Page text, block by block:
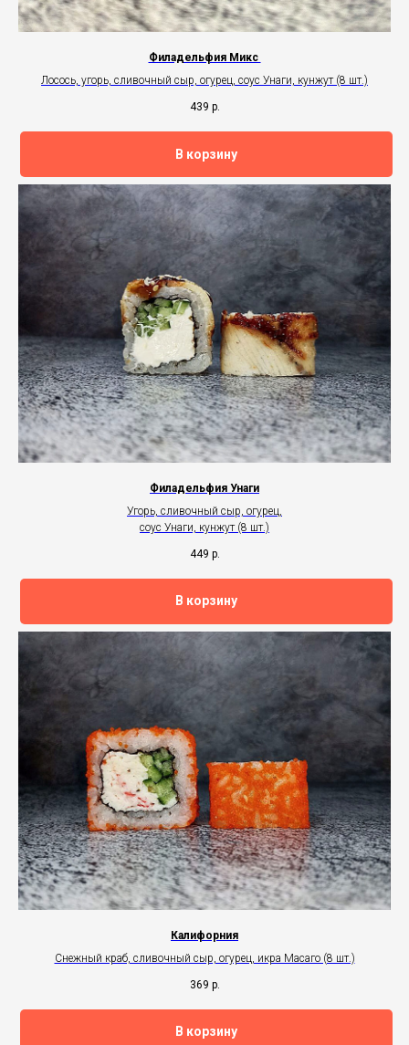
Филадельфия Микс
Лосось, угорь, сливочный сыр, огурец, соус Унаги, кунжут (8 шт.)
439 р.
В корзину
Филадельфия Унаги
Угорь, сливочный сыр, огурец,
соус Унаги, кунжут (8 шт.)
449 р.
В корзину
Калифорния
Снежный краб, сливочный сыр, огурец, икра Масаго (8 шт.)
369 р.
В корзину